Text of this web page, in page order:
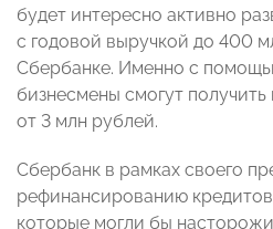
будет интересно активно
с годовой выручкой до 400
Сбербанке. Именно с
бизнесмены смогут
от 3 млн рублей.
Сбербанк в рамках своего
рефинансированию
которые могли бы